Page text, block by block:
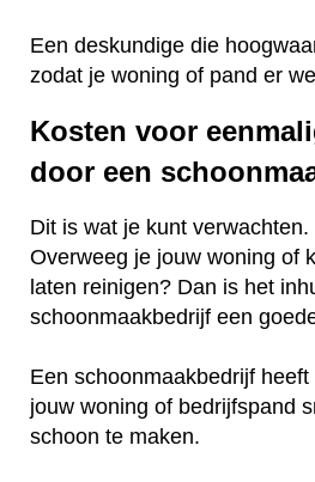
Een deskundige die
zodat je woning of pand er
Kosten voor
door een
Dit is wat je kunt verwachten.
Overweeg je jouw woning of
laten reinigen? Dan is het
schoonmaakbedrijf een
Een schoonmaakbedrijf
jouw woning of bedrijfspand
schoon te maken.